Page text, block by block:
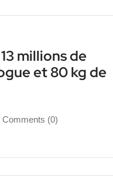
millions de
et 80 kg de
Comments (0)